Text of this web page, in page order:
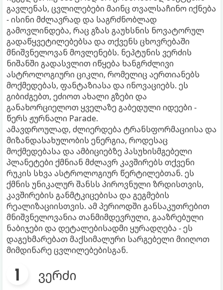
გავლენას, ცვლილებები მაინც თვალსაჩინო იქნება
- ისინი მძლავრად და საგრძნობლად
გამოვლინდება, რაც გზას გაუხსნის ნოვატორულ
გადაწყვეტილებებსა და თქვენს ცხოვრებაში
მნიშვნელოვან მოვლენებს. ნეპტუნის ვერძის
ნიშანში გადასვლით იწყება ხანგრძლივი
ასტროლოგიური ციკლი, რომელიც აერთიანებს
მოქმედებას, ფანტაზიასა და ინოვაციებს. ეს
გიბიძგებთ, ეძიოთ ახალი გზები და
განახორციელოთ ყველაზე გაბედული იდეები -
წერს ჟურნალი Parade.
ამავდროულად, ძლიერდება ტრანსფორმაციისა და
მიზანდასახულობის ენერგია, როდესაც
მოქმედებასა და ამბიციებზე პასუხისმგებელი
პლანეტები ქმნიან მძლავრ კავშირებს თქვენი
რუკის სხვა ასტროლოგიურ წერტილებთან. ეს
ქმნის უნიკალურ შანსს პიროვნული ზრდისთვის,
კავშირების განმტკიცებისა და გეგმების
რეალიზაციისთვის. ამ პერიოდში განსაკუთრებით
მნიშვნელოვანია თანმიმდევრული, გააზრებული
ნაბიჯები და დეტალებისადმი ყურადღება - ეს
დაგეხმარებათ მაქსიმალური სარგებელი მიიღოთ
მიმდინარე ცვლილებებისგან.
ვერძი